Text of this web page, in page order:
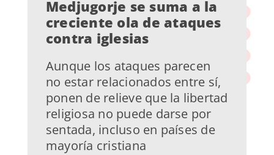
Medjugorje se suma a la
creciente ola de ataques
contra iglesias
Aunque los ataques parecen
no estar relacionados entre sí,
ponen de relieve que la libertad
religiosa no puede darse por
sentada, incluso en países de
mayoría cristiana